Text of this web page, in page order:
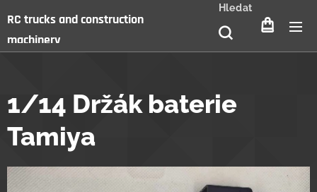
RC trucks and construction
machinery
Hledat
1/14 Držák baterie
Tamiya